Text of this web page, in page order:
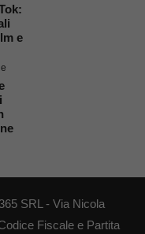
e
SRL - Via Nicola
Fiscale e Partita